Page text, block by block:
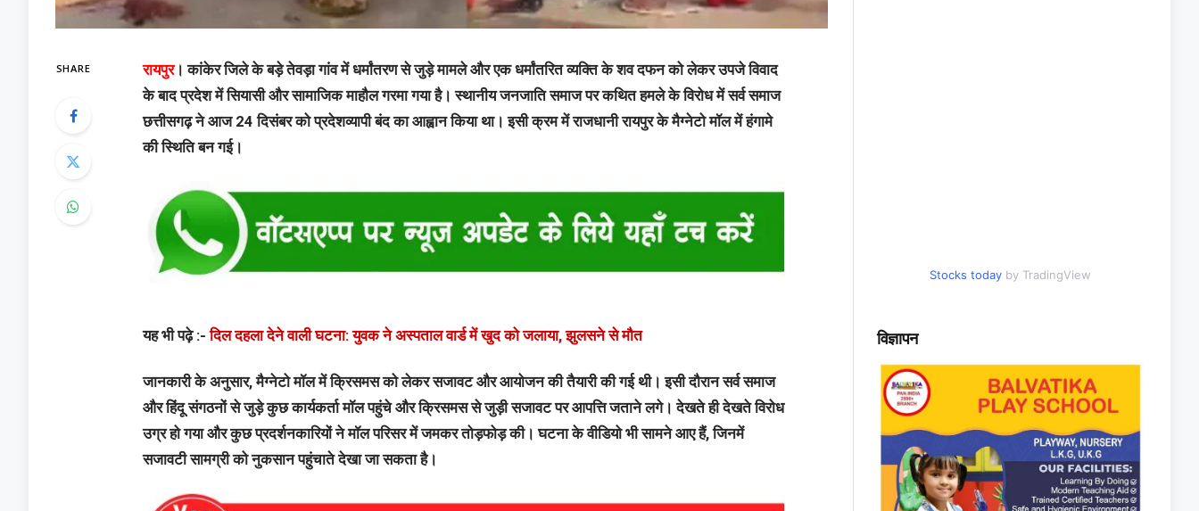
SHARE रायपुर। कांकेर जिले के बड़े तेवड़ा गांव में धर्मांतरण से जुड़े मामले और एक धर्मांतरित व्यक्ति के शव दफन को लेकर उपजे विवाद
के बाद प्रदेश में सियासी और सामाजिक माहौल गरमा गया है। स्थानीय जनजाति समाज पर कथित हमले के विरोध में सर्व समाज
छत्तीसगढ़ ने आज 24 दिसंबर को प्रदेशव्यापी बंद का आह्वान किया था। इसी क्रम में राजधानी रायपुर के मैग्नेटो मॉल में हंगामे
की स्थिति बन गई।
यह भी पढ़े :-दिल दहला देने वाली घटना: युवक ने अस्पताल वार्ड में खुद को जलाया, झुलसने से मौत
जानकारी के अनुसार, मैग्नेटो मॉल में क्रिसमस को लेकर सजावट और आयोजन की तैयारी की गई थी। इसी दौरान सर्व समाज
और हिंदू संगठनों से जुड़े कुछ कार्यकर्ता मॉल पहुंचे और क्रिसमस से जुड़ी सजावट पर आपत्ति जताने लगे। देखते ही देखते विरोध
उग्र हो गया और कुछ प्रदर्शनकारियों ने मॉल परिसर में जमकर तोड़फोड़ की। घटना के वीडियो भी सामने आए हैं, जिनमें
सजावटी सामग्री को नुकसान पहुंचाते देखा जा सकता है।
Stocks today by TradingView
विज्ञापन